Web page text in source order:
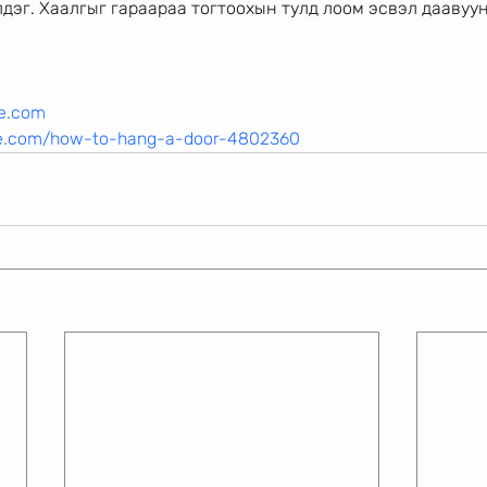
Хаалгыг гараараа тогтоохын тулд лоом эсвэл
how-to-hang-a-door-4802360